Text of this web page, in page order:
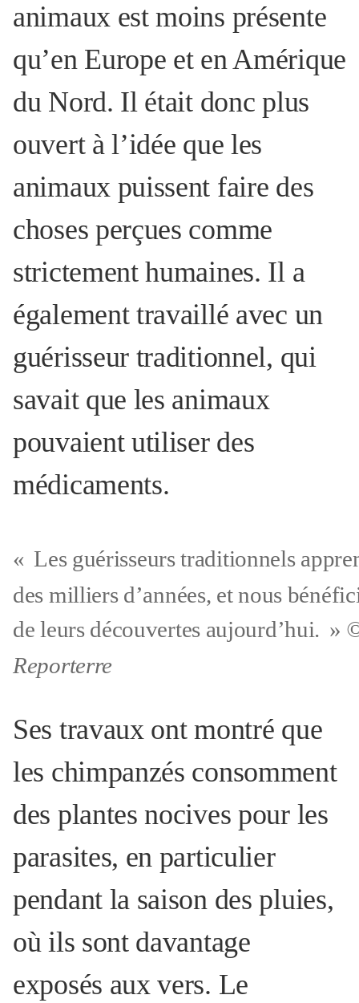
animaux est moins présente
qu’en Europe et en Amérique
du Nord. Il était donc plus
ouvert à l’idée que les
animaux puissent faire des
choses perçues comme
strictement humaines. Il a
également travaillé avec un
guérisseur traditionnel, qui
savait que les animaux
pouvaient utiliser des
médicaments.
« Les guérisseurs traditionnels
des milliers d’années, et nous
de leurs découvertes aujourd’hui. »
Reporterre
Ses travaux ont montré que
les chimpanzés consomment
des plantes nocives pour les
parasites, en particulier
pendant la saison des pluies,
où ils sont davantage
exposés aux vers. Le